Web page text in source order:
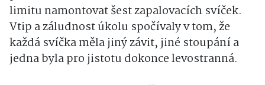
limitu namontovat šest zapalovacích svíček.
Vtip a záludnost úkolu spočívaly v tom, že
každá svíčka měla jiný závit, jiné stoupání a
jedna byla pro jistotu dokonce levostranná.